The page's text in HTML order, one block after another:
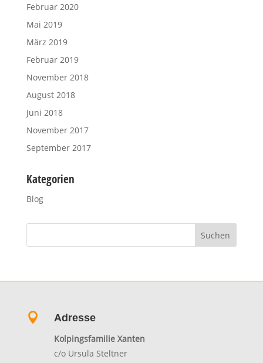
Februar 2020
Mai 2019
März 2019
Februar 2019
November 2018
August 2018
Juni 2018
November 2017
September 2017
Kategorien
Blog
 Adresse
Kolpingsfamilie Xanten
c/o Ursula Steltner